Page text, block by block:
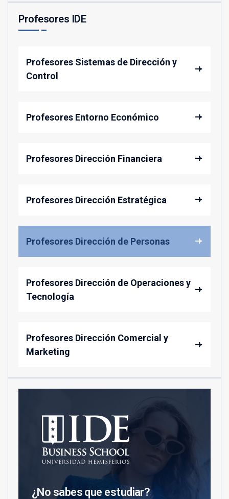
Profesores IDE
Profesores Sistemas de Dirección y
Control
Profesores Entorno Económico
Profesores Dirección Financiera
Profesores Dirección Estratégica
Profesores Dirección de Personas
Profesores Dirección de Operaciones y
Tecnología
Profesores Dirección Comercial y
Marketing
¿No sabes que estudiar?